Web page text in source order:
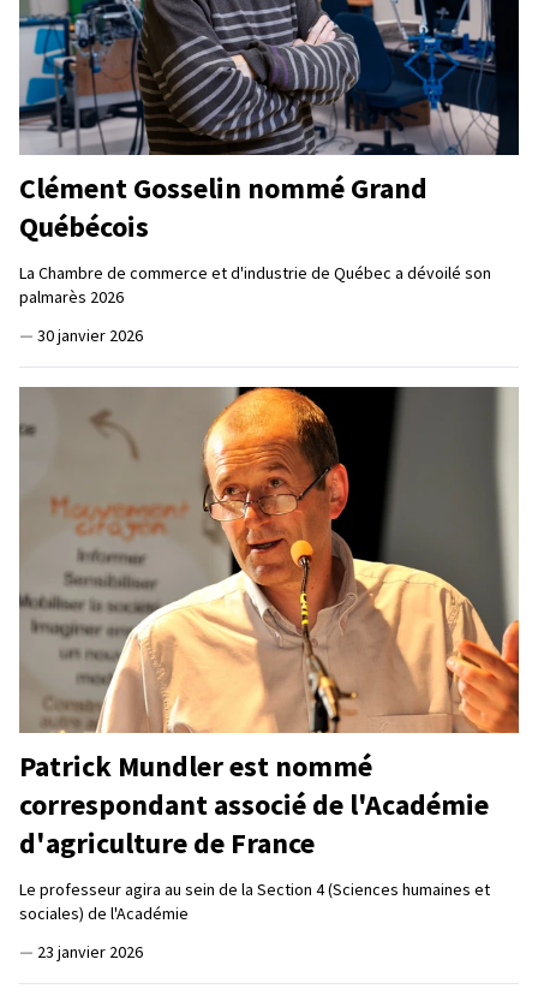
Clément Gosselin nommé Grand
Québécois
La Chambre de commerce et d'industrie de Québec a dévoilé son
palmarès 2026
— 30 janvier 2026
Patrick Mundler est nommé
correspondant associé de l'Académie
d'agriculture de France
Le professeur agira au sein de la Section 4 (Sciences humaines et
sociales) de l'Académie
— 23 janvier 2026